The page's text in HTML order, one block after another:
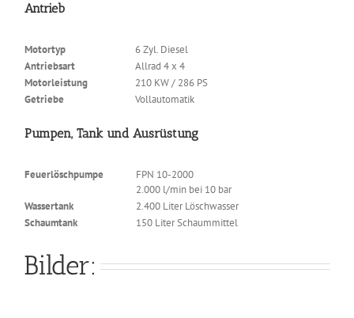
Antrieb
Motortyp
6 Zyl. Diesel
Antriebsart
Allrad 4 x 4
Motorleistung
210 KW / 286 PS
Getriebe
Vollautomatik
Pumpen, Tank und Ausrüstung
Feuerlöschpumpe
FPN 10-2000
2.000 l/min bei 10 bar
Wassertank
2.400 Liter Löschwasser
Schaumtank
150 Liter Schaummittel
Bilder: